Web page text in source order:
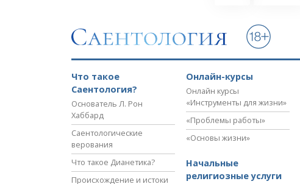
Что такое
Саентология?
Основатель Л. Рон
Хаббард
Саентологические
верования
Что такое Дианетика?
Происхождение и истоки
Онлайн-курсы
Онлайн курсы
«Инструменты для жизни»
«Проблемы работы»
«Основы жизни»
Начальные
религиозные услуги